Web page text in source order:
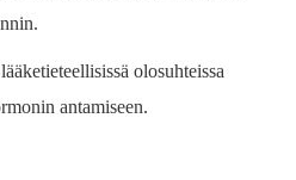
olosuhteissa
antamiseen.